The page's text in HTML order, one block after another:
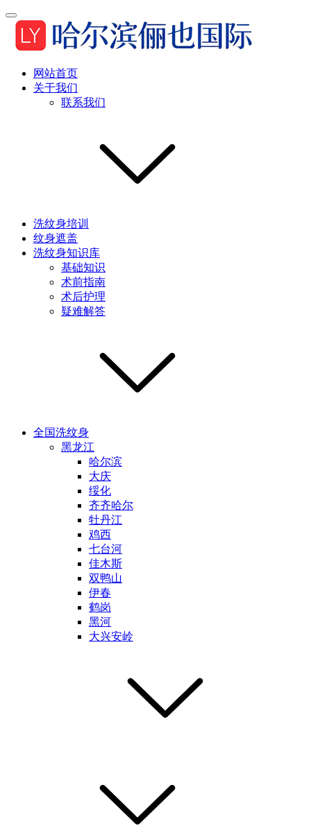
网站首页
关于我们
联系我们
洗纹身培训
纹身遮盖
洗纹身知识库
基础知识
术前指南
术后护理
疑难解答
全国洗纹身
黑龙江
哈尔滨
大庆
绥化
齐齐哈尔
牡丹江
鸡西
七台河
佳木斯
双鸭山
伊春
鹤岗
黑河
大兴安岭